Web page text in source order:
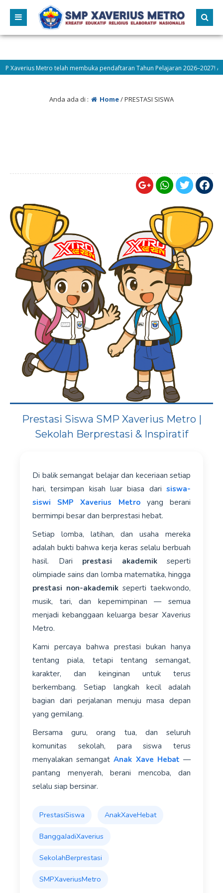
Metro telah membuka pendaftaran Tahun Pelajaran 2026–2027! Ayo
Anda ada di : Home/PRESTASI SISWA
Prestasi Siswa SMP Xaverius Metro |
Sekolah Berprestasi & Inspiratif
Di balik semangat belajar dan keceriaan setiap
hari, tersimpan kisah luar biasa dari siswa-
siswi SMP Xaverius Metroyang berani
bermimpi besar dan berprestasi hebat.
Setiap lomba, latihan, dan usaha mereka
adalah bukti bahwa kerja keras selalu berbuah
hasil. Dari prestasi akademikseperti
olimpiade sains dan lomba matematika, hingga
prestasi non-akademik seperti taekwondo,
musik, tari, dan kepemimpinan — semua
menjadi kebanggaan keluarga besar Xaverius
Metro.
Kami percaya bahwa prestasi bukan hanya
tentang piala, tetapi tentang semangat,
karakter, dan keinginan untuk terus
berkembang. Setiap langkah kecil adalah
bagian dari perjalanan menuju masa depan
yang gemilang.
Bersama guru, orang tua, dan seluruh
komunitas sekolah, para siswa terus
menyalakan semangatAnak Xave Hebat —
pantang menyerah, berani mencoba, dan
selalu siap bersinar.
PrestasiSiswa AnakXaveHebat
BanggaJadiXaverius
SekolahBerprestasi
SMPXaveriusMetro